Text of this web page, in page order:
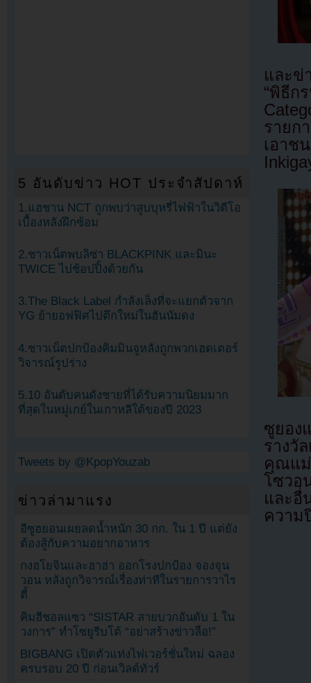
และข่
“พิธี
รายก
เอาช
ซูยอง
รางวั
คุณแม่
โซวอ
และ
ความ
5 อันดับข่าว HOT ประจำสัปดาห์
1.แฮชาน NCT ถูกพบว่าสูบบุหรี่ไฟฟ้าในวิดีโอ
เบื้องหลังฝึกซ้อม
2.ชาวเน็ตพบลิซ่า BLACKPINK และมินะ
TWICE ไปช้อปปิ้งด้วยกัน
3.The Black Label กำลังเล็งที่จะแยกตัวจาก
YG ย้ายอฟฟิศไปตึกใหม่ในฮันนัมดง
4.ชาวเน็ตปกป้องคิมมินจูหลังถูกพวกเฮดเตอร์
วิจารณ์รูปร่าง
5.10 อันดับคนดังชายที่ได้รับความนิยมมาก
ที่สุดในหมู่เกย์ในเกาหลีใต้ของปี 2023
Tweets by @KpopYouzab
ข่าวล่ามาแรง
อีซูฮยอนเผยลดน้ำหนัก 30 กก. ใน 1 ปี แต่ยัง
ต้องสู้กับความอยากอาหาร
กงฮโยจินและฮาฮ่า ออกโรงปกป้อง จองจุน
วอน หลังถูกวิจารณ์เรื่องท่าทีในรายการวาไร
ตี้
คิมฮีชอลแซว “SISTAR สายบวกอันดับ 1 ใน
วงการ” ทำโซยูรีบโต้ “อย่าสร้างข่าวลือ!”
BIGBANG เปิดตัวแท่งไฟเวอร์ชั่นใหม่ ฉลอง
ครบรอบ 20 ปี ก่อนเวิลด์ทัวร์